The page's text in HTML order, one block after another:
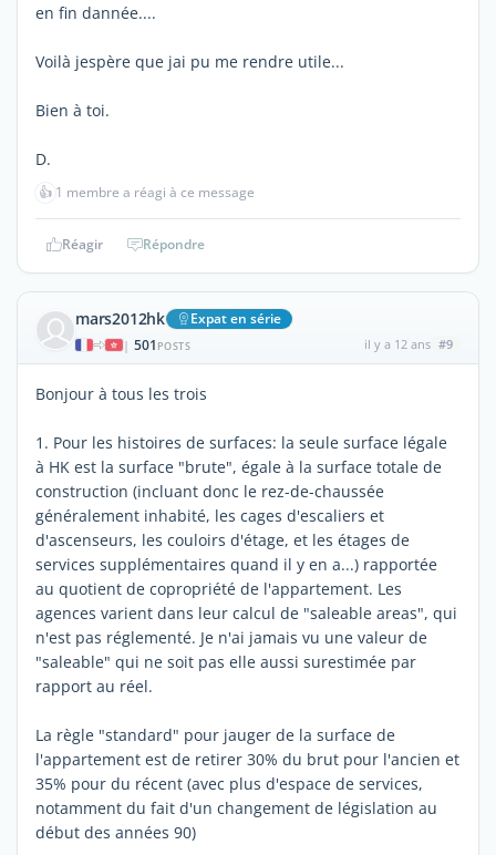
en fin dannée....
Voilà jespère que jai pu me rendre utile...
Bien à toi.
D.
👍 1 membre a réagi à ce message
Réagir Répondre
mars2012hk Expat en série
| 501 POSTS il y a 12 ans #9
Bonjour à tous les trois
1. Pour les histoires de surfaces: la seule surface légale
à HK est la surface "brute", égale à la surface totale de
construction (incluant donc le rez-de-chaussée
généralement inhabité, les cages d'escaliers et
d'ascenseurs, les couloirs d'étage, et les étages de
services supplémentaires quand il y en a...) rapportée
au quotient de copropriété de l'appartement. Les
agences varient dans leur calcul de "saleable areas", qui
n'est pas réglementé. Je n'ai jamais vu une valeur de
"saleable" qui ne soit pas elle aussi surestimée par
rapport au réel.
La règle "standard" pour jauger de la surface de
l'appartement est de retirer 30% du brut pour l'ancien et
35% pour du récent (avec plus d'espace de services,
notamment du fait d'un changement de législation au
début des années 90)